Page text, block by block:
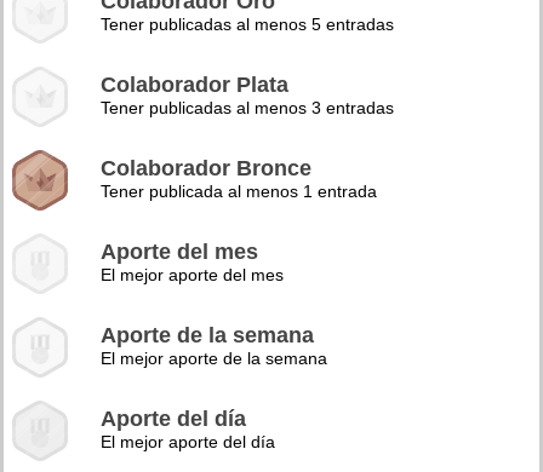
Tener publicadas al menos 5 entradas
Colaborador Plata
Tener publicadas al menos 3 entradas
Colaborador Bronce
Tener publicada al menos 1 entrada
Aporte del mes
El mejor aporte del mes
Aporte de la semana
El mejor aporte de la semana
Aporte del día
El mejor aporte del día